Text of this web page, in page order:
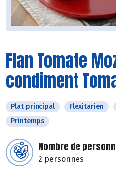
Flan Tomate
condiment
Plat principal Flexitarien
Printemps
Nombre de
2 personnes